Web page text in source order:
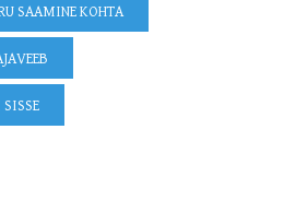
SAAMINE KOHTA